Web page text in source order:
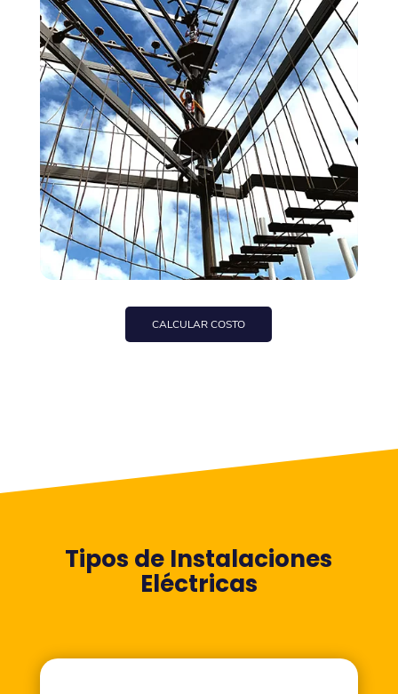
CALCULAR COSTO
Tipos de Instalaciones
Eléctricas